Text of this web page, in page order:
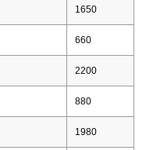
1650
660
2200
880
1980